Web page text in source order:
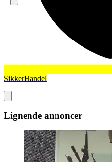
SikkerHandel
Lignende annoncer